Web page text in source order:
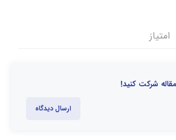
امتیاز
شرکت کنید!
ارسال دیدگاه